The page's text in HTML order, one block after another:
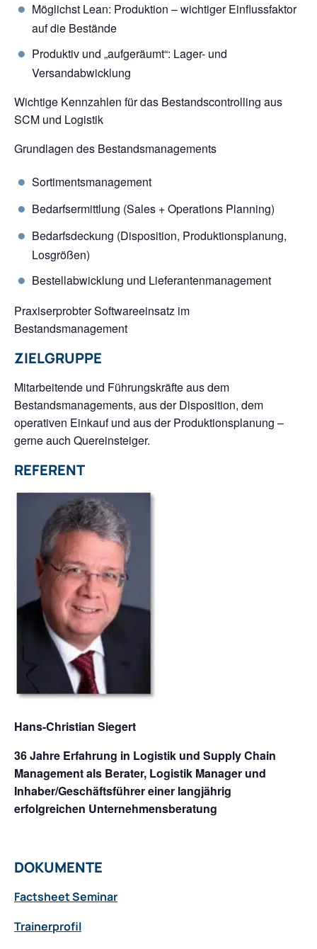
Möglichst Lean: Produktion – wichtiger Einflussfaktor
auf die Bestände
Produktiv und „aufgeräumt“: Lager- und
Versandabwicklung
Wichtige Kennzahlen für das Bestandscontrolling aus
SCM und Logistik
Grundlagen des Bestandsmanagements
Sortimentsmanagement
Bedarfsermittlung (Sales + Operations Planning)
Bedarfsdeckung (Disposition, Produktionsplanung,
Losgrößen)
Bestellabwicklung und Lieferantenmanagement
Praxiserprobter Softwareeinsatz im
Bestandsmanagement
ZIELGRUPPE
Mitarbeitende und Führungskräfte aus dem
Bestandsmanagements, aus der Disposition, dem
operativen Einkauf und aus der Produktionsplanung –
gerne auch Quereinsteiger.
REFERENT
Hans-Christian Siegert
36 Jahre Erfahrung in Logistik und Supply Chain
Management als Berater, Logistik Manager und
Inhaber/Geschäftsführer einer langjährig
erfolgreichen Unternehmensberatung
DOKUMENTE
Factsheet Seminar
Trainerprofil